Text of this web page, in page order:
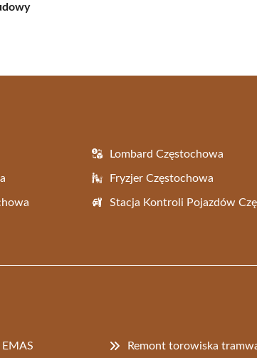
Lombard Częstochowa
Fryzjer Częstochowa
Stacja Kontroli Pojazdów
Remont torowiska